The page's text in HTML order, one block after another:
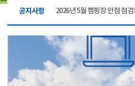
공지사항 2026년 5월 캠핑장 안점 점검
캠핑장(9월1일~6일) 미운영